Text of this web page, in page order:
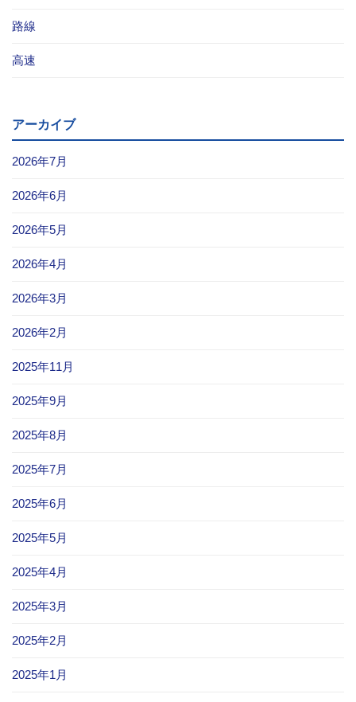
路線
高速
アーカイブ
2026年7月
2026年6月
2026年5月
2026年4月
2026年3月
2026年2月
2025年11月
2025年9月
2025年8月
2025年7月
2025年6月
2025年5月
2025年4月
2025年3月
2025年2月
2025年1月